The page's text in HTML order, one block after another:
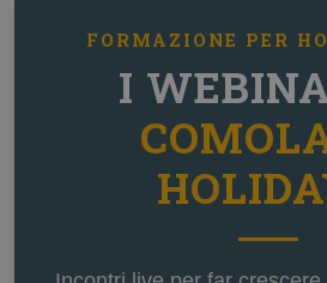
FORMAZIONE PER
I